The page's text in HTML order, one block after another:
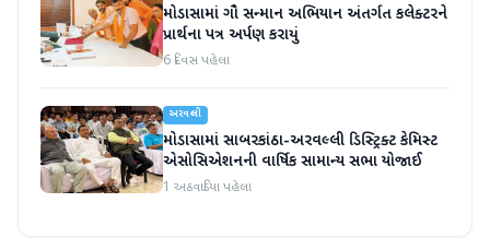
મોડાસામાં ગૌ સન્માન અભિયાન અંતર્ગત કલેક્ટરને
પ્રાર્થના પત્ર અર્પણ કરાયું
6 દિવસ પહેલા
અરવલ્લી
મોડાસામાં સાબરકાંઠા-અરવલ્લી ડિસ્ટ્રિક્ટ કેમિસ્ટ
એસોસિએશનની વાર્ષિક સામાન્ય સભા યોજાઈ
1 અઠવાડિયા પહેલા